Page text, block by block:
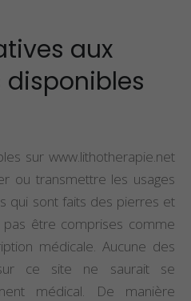
aux
sur www.lithotherapie.net
ou transmettre les usages
qui sont faits des pierres et
pas être comprises comme
médicale. Aucune des
ce site ne saurait se
médical. De manière